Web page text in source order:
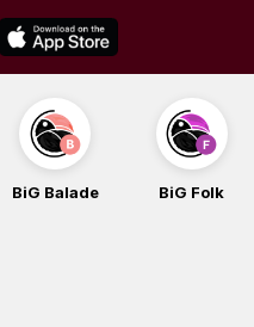
BiG Balade BiG Folk